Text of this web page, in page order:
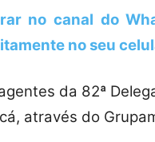
no canal do
no seu
da 82ª
através do